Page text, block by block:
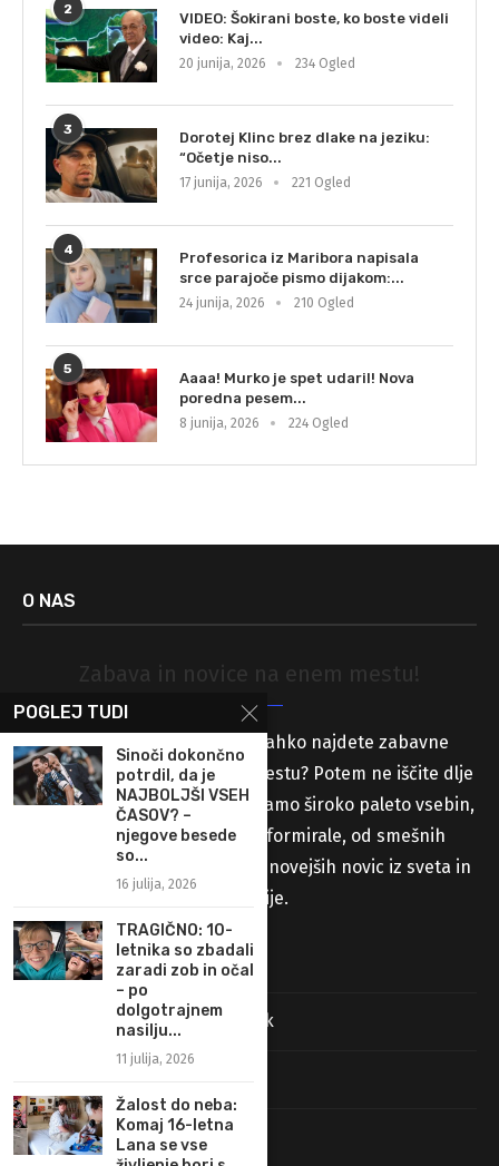
2
VIDEO: Šokirani boste, ko boste videli
video: Kaj...
20 junija, 2026 234 Ogled
3
Dorotej Klinc brez dlake na jeziku:
“Očetje niso...
17 junija, 2026 221 Ogled
4
Profesorica iz Maribora napisala
srce parajoče pismo dijakom:...
24 junija, 2026 210 Ogled
5
Aaaa! Murko je spet udaril! Nova
poredna pesem...
8 junija, 2026 224 Ogled
O NAS
Zabava in novice na enem mestu!
Iščete spletno stran, kjer lahko najdete zabavne
vsebine in novice na enem mestu? Potem ne iščite dlje
od naše spletne strani! Ponujamo široko paleto vsebin,
ki vas bodo zabavale in informirale, od smešnih
videoposnetkov in slik do najnovejših novic iz sveta in
Slovenije.
Stran s prispevki
Pravila uporabe in pravni pouk
O piškotkih (Cookies)
POGLEJ TUDI
Sinoči dokončno
potrdil, da je
NAJBOLJŠI VSEH
ČASOV? –
njegove besede
so...
16 julija, 2026
TRAGIČNO: 10-
letnika so zbadali
zaradi zob in očal
– po
dolgotrajnem
nasilju...
11 julija, 2026
Žalost do neba:
Komaj 16-letna
Lana se vse